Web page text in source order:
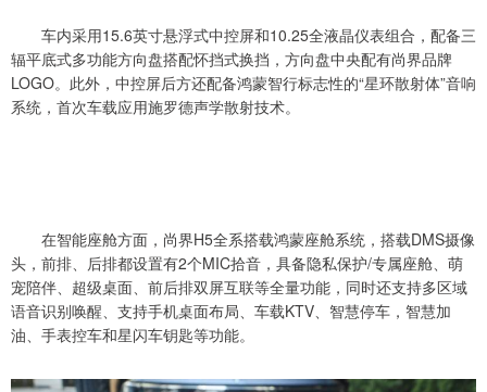
车内采用15.6英寸悬浮式中控屏和10.25全液晶仪表组合，配备三
辐平底式多功能方向盘搭配怀挡式换挡，方向盘中央配有尚界品牌
LOGO。此外，中控屏后方还配备鸿蒙智行标志性的“星环散射体”音响
系统，首次车载应用施罗德声学散射技术。
在智能座舱方面，尚界H5全系搭载鸿蒙座舱系统，搭载DMS摄像
头，前排、后排都设置有2个MIC拾音，具备隐私保护/专属座舱、萌
宠陪伴、超级桌面、前后排双屏互联等全量功能，同时还支持多区域
语音识别唤醒、支持手机桌面布局、车载KTV、智慧停车，智慧加
油、手表控车和星闪车钥匙等功能。